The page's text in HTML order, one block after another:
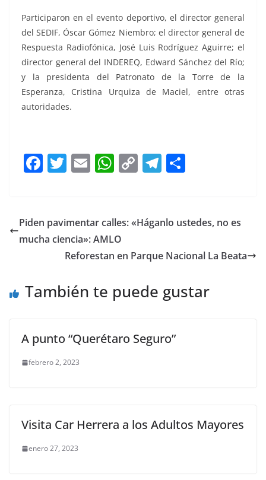
Participaron en el evento deportivo, el director general
del SEDIF, Óscar Gómez Niembro; el director general de
Respuesta Radiofónica, José Luis Rodríguez Aguirre; el
director general del INDEREQ, Edward Sánchez del Río;
y la presidenta del Patronato de la Torre de la
Esperanza, Cristina Urquiza de Maciel, entre otras
autoridades.
F
e
b
k
T
er
E
l
W
s
A
p
C
y
n
T
gr
m
e
Piden pavimentar calles: «Háganlo ustedes, no es
mucha ciencia»: AMLO
Reforestan en Parque Nacional La Beata
También te puede gustar
A punto “Querétaro Seguro”
febrero 2, 2023
Visita Car Herrera a los Adultos Mayores
enero 27, 2023